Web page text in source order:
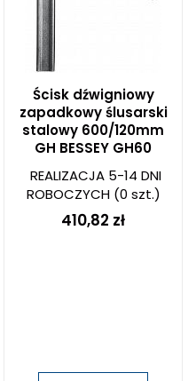
Ścisk dźwigniowy
zapadkowy ślusarski
stalowy 600/120mm
GH BESSEY GH60
REALIZACJA 5-14 DNI
ROBOCZYCH(0 szt.)
410,82 zł